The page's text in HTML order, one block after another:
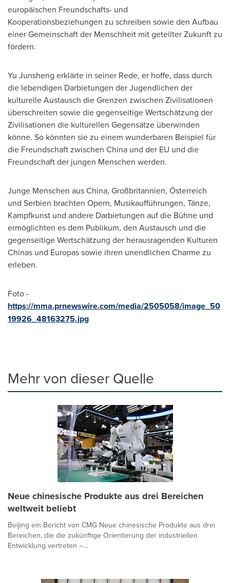
europäischen Freundschafts- und
Kooperationsbeziehungen zu schreiben sowie den Aufbau
einer Gemeinschaft der Menschheit mit geteilter Zukunft zu
fördern.
Yu Junsheng erklärte in seiner Rede, er hoffe, dass durch
die lebendigen Darbietungen der Jugendlichen der
kulturelle Austausch die Grenzen zwischen Zivilisationen
überschreiten sowie die gegenseitige Wertschätzung der
Zivilisationen die kulturellen Gegensätze überwinden
könne. So könnten sie zu einem wunderbaren Beispiel für
die Freundschaft zwischen China und der EU und die
Freundschaft der jungen Menschen werden.
Junge Menschen ausChina, Großbritannien, Österreich
und Serbien brachten Opern, Musikaufführungen, Tänze,
Kampfkunst und andere Darbietungen auf die Bühne und
ermöglichten es dem Publikum, den Austausch und die
gegenseitige Wertschätzung der herausragenden Kulturen
Chinas und Europas sowie ihren unendlichen Charme zu
erleben.
Foto -
https://mma.prnewswire.com/media/2505058/image_50
19926_48163275.jpg
Mehr von dieser Quelle
Neue chinesische Produkte aus drei Bereichen
weltweit beliebt
Beijing ein Bericht von CMG Neue chinesische Produkte aus drei
Bereichen, die die zukünftige Orientierung der industriellen
Entwicklung vertreten –...